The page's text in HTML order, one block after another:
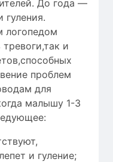
До года —
гуления.
логопедом
и
проблем
для
малышу 1-3
и гуление;